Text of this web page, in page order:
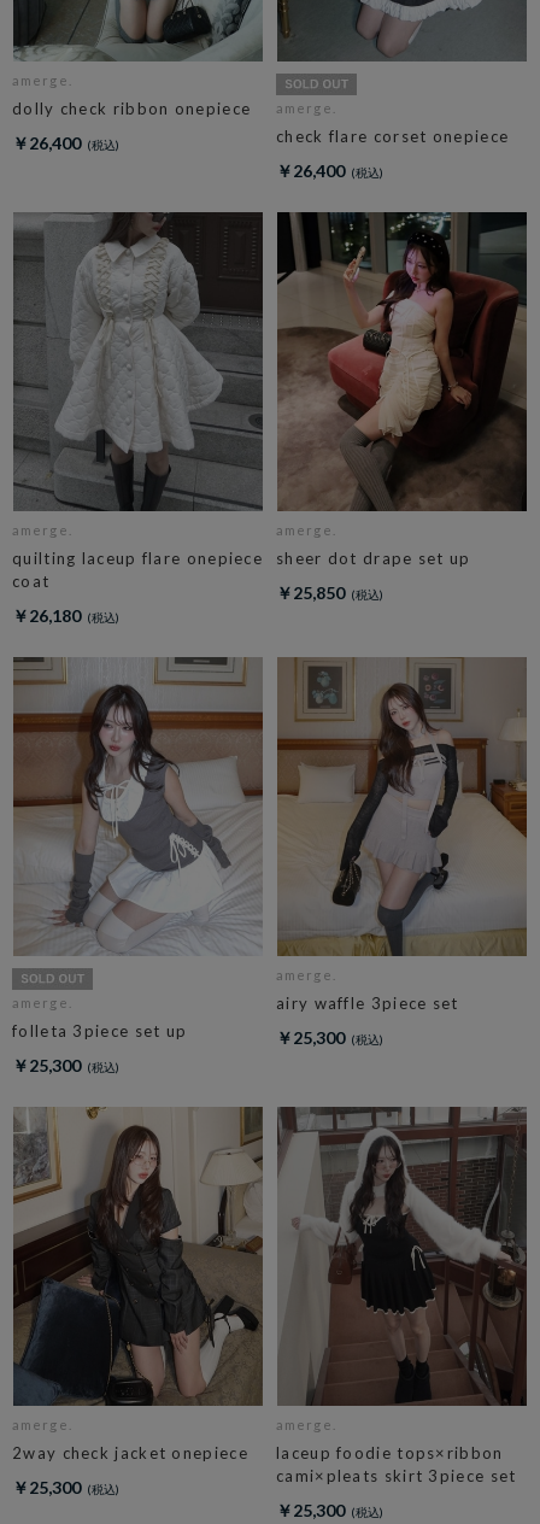
amerge.
dolly check ribbon onepiece
￥26,400
amerge.
check flare corset onepiece
￥26,400
amerge.
quilting laceup flare onepiece
coat
￥26,180
amerge.
sheer dot drape set up
￥25,850
amerge.
folleta 3piece set up
￥25,300
amerge.
airy waffle 3piece set
￥25,300
amerge.
2way check jacket onepiece
￥25,300
amerge.
laceup foodie tops×ribbon
cami×pleats skirt 3piece set
￥25,300